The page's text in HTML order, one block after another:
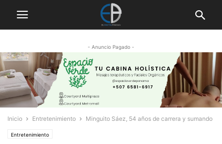
- Anuncio Pagado -
Inicio Entretenimiento Minguito Sáez, 54 años de carrera y sumando
Entretenimiento